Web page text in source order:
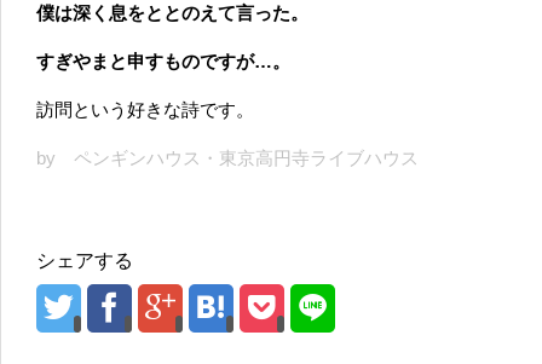
僕は深く息をととのえて言った。
すぎやまと申すものですが…。
訪問という好きな詩です。
by ペンギンハウス・東京高円寺ライブハウス
シェアする